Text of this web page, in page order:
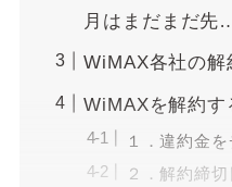
月はまだまだ先
WiMAX各社の解
WiMAXを解約す
１．違約金
２．解約締